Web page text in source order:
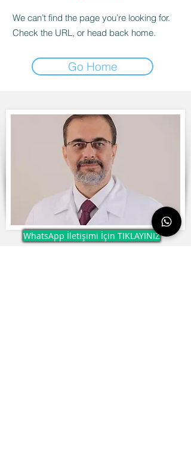
We can’t find the page you’re looking for.
Check the URL, or head back home.
Go Home
WhatsApp İletişimi İçin TIKLAYINIZ